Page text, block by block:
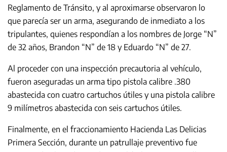
Reglamento de Tránsito, y al aproximarse observaron lo
que parecía ser un arma, asegurando de inmediato a los
tripulantes, quienes respondían a los nombres de Jorge “N”
de 32 años, Brandon “N” de 18 y Eduardo “N” de 27.
Al proceder con una inspección precautoria al vehículo,
fueron aseguradas un arma tipo pistola calibre .380
abastecida con cuatro cartuchos útiles y una pistola calibre
9 milímetros abastecida con seis cartuchos útiles.
Finalmente, en el fraccionamiento Hacienda Las Delicias
Primera Sección, durante un patrullaje preventivo fue